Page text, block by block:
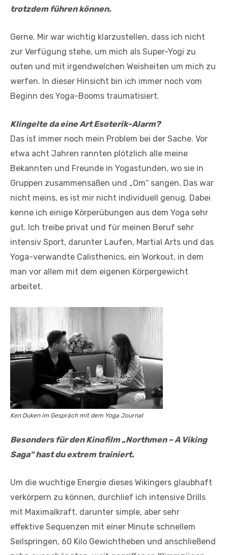
trotzdem führen können.
Gerne. Mir war wichtig klarzustellen, dass ich nicht
zur Verfügung stehe, um mich als Super-Yogi zu
outen und mit irgendwelchen Weisheiten um mich zu
werfen. In dieser Hinsicht bin ich immer noch vom
Beginn des Yoga-Booms traumatisiert.
Klingelte da eine Art Esoterik-Alarm?
Das ist immer noch mein Problem bei der Sache. Vor
etwa acht Jahren rannten plötzlich alle meine
Bekannten und Freunde in Yogastunden, wo sie in
Gruppen zusammensaßen und „Om“ sangen. Das war
nicht meins, es ist mir nicht individuell genug. Dabei
kenne ich einige Körperübungen aus dem Yoga sehr
gut. Ich treibe privat und für meinen Beruf sehr
intensiv Sport, darunter Laufen, Martial Arts und das
Yoga-verwandte Calisthenics, ein Workout, in dem
man vor allem mit dem eigenen Körpergewicht
arbeitet.
Ken Duken im Gespräch mit dem Yoga Journal
Besonders für den Kinofilm „Northmen – A Viking
Saga“ hast du extrem trainiert.
Um die wuchtige Energie dieses Wikingers glaubhaft
verkörpern zu können, durchlief ich intensive Drills
mit Maximalkraft, darunter simple, aber sehr
effektive Sequenzen mit einer Minute schnellem
Seilspringen, 60 Kilo Gewichtheben und anschließend